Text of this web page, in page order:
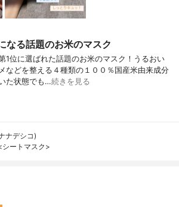
なる話題のお米のマスク
1位に選ばれた話題のお米のマスク！うるおい
などを整える４種類の１００％国産米由来成分
た状態でも…続きを見る
ナデシコ)
シートマスク>